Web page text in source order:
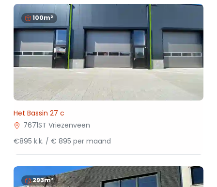
100m²
Het Bassin 27 c
7671ST Vriezenveen
€895 k.k. / € 895 per maand
293m²